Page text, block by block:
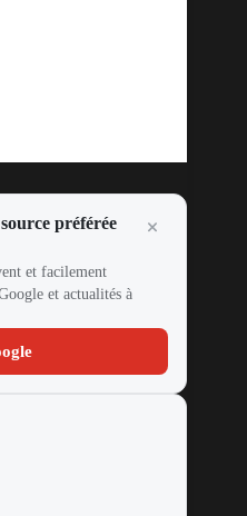
préférée
et facilement
et actualités à